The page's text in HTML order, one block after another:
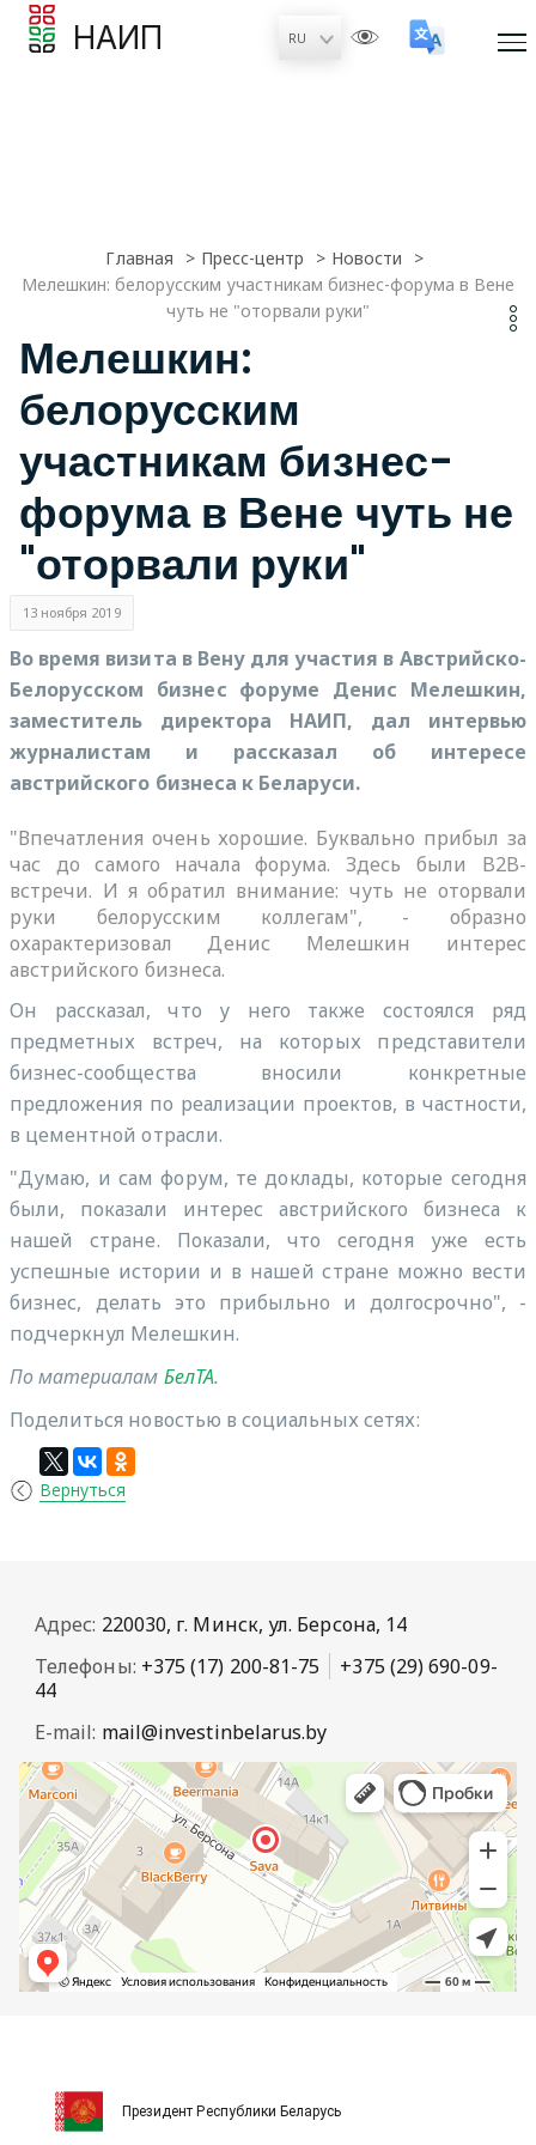
НАИП
Главная Пресс-центр
Новости
Мелешкин: белорусским участникам бизнес-форума в Вене
чуть не "оторвали руки"
Мелешкин:
белорусским
участникам бизнес-
форума в Вене чуть не
"оторвали руки"
13 ноября 2019
Во время визита в Вену для участия в Австрийско-
Белорусском бизнес форуме Денис Мелешкин,
заместитель директора НАИП, дал интервью
журналистам и рассказал об интересе
австрийского бизнеса к Беларуси.
"Впечатления очень хорошие. Буквально прибыл за
час до самого начала форума. Здесь были B2B-
встречи. И я обратил внимание: чуть не оторвали
руки белорусским коллегам", - образно
охарактеризовал Денис Мелешкин интерес
австрийского бизнеса.
Он рассказал, что у него также состоялся ряд
предметных встреч, на которых представители
бизнес-сообщества вносили конкретные
предложения по реализации проектов, в частности,
в цементной отрасли.
"Думаю, и сам форум, те доклады, которые сегодня
были, показали интерес австрийского бизнеса к
нашей стране. Показали, что сегодня уже есть
успешные истории и в нашей стране можно вести
бизнес, делать это прибыльно и долгосрочно", -
подчеркнул Мелешкин.
По материалам БелТА.
Поделиться новостью в социальных сетях:
Вернуться
Адрес: 220030, г. Минск, ул. Берсона, 14
Телефоны: +375 (17) 200-81-75
+375 (29) 690-09-
44
E-mail: mail@investinbelarus.by
Президент Республики Беларусь